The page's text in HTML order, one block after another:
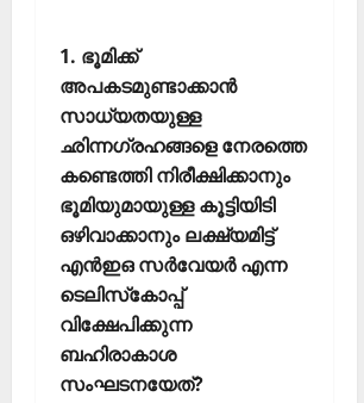
1. ഭൂമിക്ക്
അപകടമുണ്ടാക്കാന്‍
സാധ്യതയുള്ള
ഛിന്നഗ്രഹങ്ങളെ നേരത്തെ
കണ്ടെത്തി നിരീക്ഷിക്കാനും
ഭൂമിയുമായുള്ള കൂട്ടിയിടി
ഒഴിവാക്കാനും ലക്ഷ്യമിട്ട്
എന്‍ഇഒ സര്‍വേയര്‍ എന്ന
ടെലിസ്‌കോപ്പ്
വിക്ഷേപിക്കുന്ന
ബഹിരാകാശ
സംഘടനയേത്?